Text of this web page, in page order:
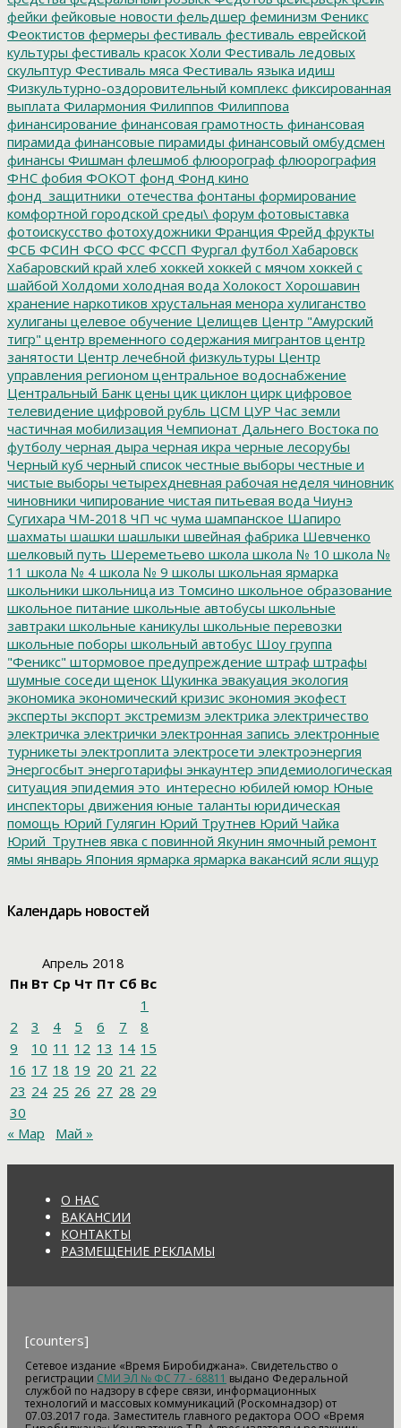
фейки фейковые новости фельдшер феминизм Феникс
Феоктистов фермеры фестиваль фестиваль еврейской
культуры фестиваль красок Холи Фестиваль ледовых
скульптур Фестиваль мяса Фестиваль языка идиш
Физкультурно-оздоровительный комплекс фиксированная
выплата Филармония Филиппов Филиппова
финансирование финансовая грамотность финансовая
пирамида финансовые пирамиды финансовый омбудсмен
финансы Фишман флешмоб флюорограф флюорография
ФНС фобия ФОКОТ фонд Фонд кино
фонд_защитники_отечества фонтаны формирование
комфортной городской среды\ форум фотовыставка
фотоискусство фотохудожники Франция Фрейд фрукты
ФСБ ФСИН ФСО ФСС ФССП Фургал футбол Хабаровск
Хабаровский край хлеб хоккей хоккей с мячом хоккей с
шайбой Холдоми холодная вода Холокост Хорошавин
хранение наркотиков хрустальная менора хулиганство
хулиганы целевое обучение Целищев Центр "Амурский
тигр" центр временного содержания мигрантов центр
занятости Центр лечебной физкультуры Центр
управления регионом центральное водоснабжение
Центральный Банк цены цик циклон цирк цифровое
телевидение цифровой рубль ЦСМ ЦУР Час земли
частичная мобилизация Чемпионат Дальнего Востока по
футболу черная дыра черная икра черные лесорубы
Черный куб черный список честные выборы честные и
чистые выборы четырехдневная рабочая неделя чиновник
чиновники чипирование чистая питьевая вода Чиунэ
Сугихара ЧМ-2018 ЧП чс чума шампанское Шапиро
шахматы шашки шашлыки швейная фабрика Шевченко
шелковый путь Шереметьево школа школа № 10 школа №
11 школа № 4 школа № 9 школы школьная ярмарка
школьники школьница из Томсино школьное образование
школьное питание школьные автобусы школьные
завтраки школьные каникулы школьные перевозки
школьные поборы школьный автобус Шоу группа
"Феникс" штормовое предупреждение штраф штрафы
шумные соседи щенок Щукинка эвакуация экология
экономика экономический кризис экономия экофест
эксперты экспорт экстремизм электрика электричество
электричка электрички электронная запись электронные
турникеты электроплита электросети электроэнергия
Энергосбыт энерготарифы энкаунтер эпидемиологическая
ситуация эпидемия это_интересно юбилей юмор Юные
инспекторы движения юные таланты юридическая
помощь Юрий Гулягин Юрий Трутнев Юрий Чайка
Юрий_Трутнев явка с повинной Якунин ямочный ремонт
ямы январь Япония ярмарка ярмарка вакансий ясли ящур
Календарь новостей
Апрель 2018
Пн Вт Ср Чт Пт Сб Вс
1
2
3 4 5 6 7
8
9
10 11 12 13 14 15
16 17 18 19 20 21 22
23 24 25 26 27 28 29
30
« Мар
Май »
О НАС
ВАКАНСИИ
КОНТАКТЫ
РАЗМЕЩЕНИЕ РЕКЛАМЫ
[counters]
Сетевое издание «Время Биробиджана». Свидетельство о
регистрации СМИ ЭЛ № ФС 77 - 68811 выдано Федеральной
службой по надзору в сфере связи, информационных
технологий и массовых коммуникаций (Роскомнадзор) от
07.03.2017 года. Заместитель главного редактора ООО «Время